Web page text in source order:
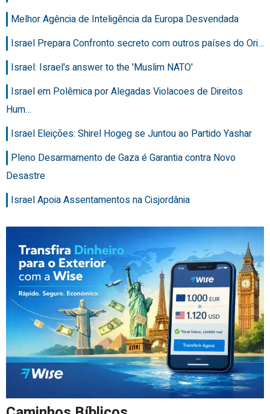
Melhor Agência de Inteligência da Europa Desvendada
Israel Prepara Confronto secreto com outros países do Ori…
Israel: Israel's answer to the 'Muslim NATO'
Israel em Polêmica por Alegadas Violacoes de Direitos
Hum…
Israel Eleições: Shirel Hogeg se Juntou ao Partido Yashar
Pleno Desarmamento de Gaza é Garantia contra Novo
Desastre
Israel Apoia Assentamentos na Cisjordânia